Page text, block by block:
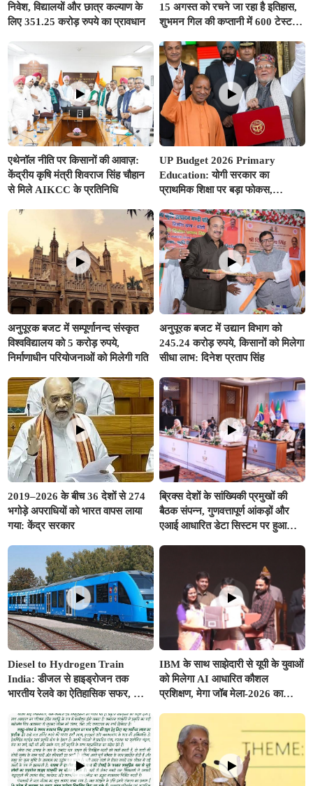
निवेश, विद्यालयों और छात्र कल्याण के
लिए 351.25 करोड़ रुपये का प्रावधान
15 अगस्त को रचने जा रहा है इतिहास,
शुभमन गिल की कप्तानी में 600 टेस्ट
भारत
एथेनॉल नीति पर किसानों की आवाज़:
केंद्रीय कृषि मंत्री शिवराज सिंह चौहान
से मिले AIKCC के प्रतिनिधि
UP Budget 2026 Primary
Education: योगी सरकार का
प्राथमिक शिक्षा पर बड़ा फोकस,
से अधिक का प्रावधान
अनुपूरक बजट में सम्पूर्णानन्द संस्कृत
विश्वविद्यालय को 5 करोड़ रुपये,
निर्माणाधीन परियोजनाओं को मिलेगी गति
अनुपूरक बजट में उद्यान विभाग को
245.24 करोड़ रुपये, किसानों को मिलेगा
सीधा लाभ: दिनेश प्रताप सिंह
2019–2026 के बीच 36 देशों से 274
भगोड़े अपराधियों को भारत वापस लाया
गया: केंद्र सरकार
ब्रिक्स देशों के सांख्यिकी प्रमुखों की
बैठक संपन्न, गुणवत्तापूर्ण आंकड़ों और
एआई आधारित डेटा सिस्टम पर हुआ
Diesel to Hydrogen Train
India: डीजल से हाइड्रोजन तक
भारतीय रेलवे का ऐतिहासिक सफर, जानें
भारत @2047'
IBM के साथ साझेदारी से यूपी के युवाओं
को मिलेगा AI आधारित कौशल
प्रशिक्षण, मेगा जॉब मेला-2026 का